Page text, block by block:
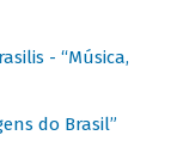
- “Música,
do Brasil”